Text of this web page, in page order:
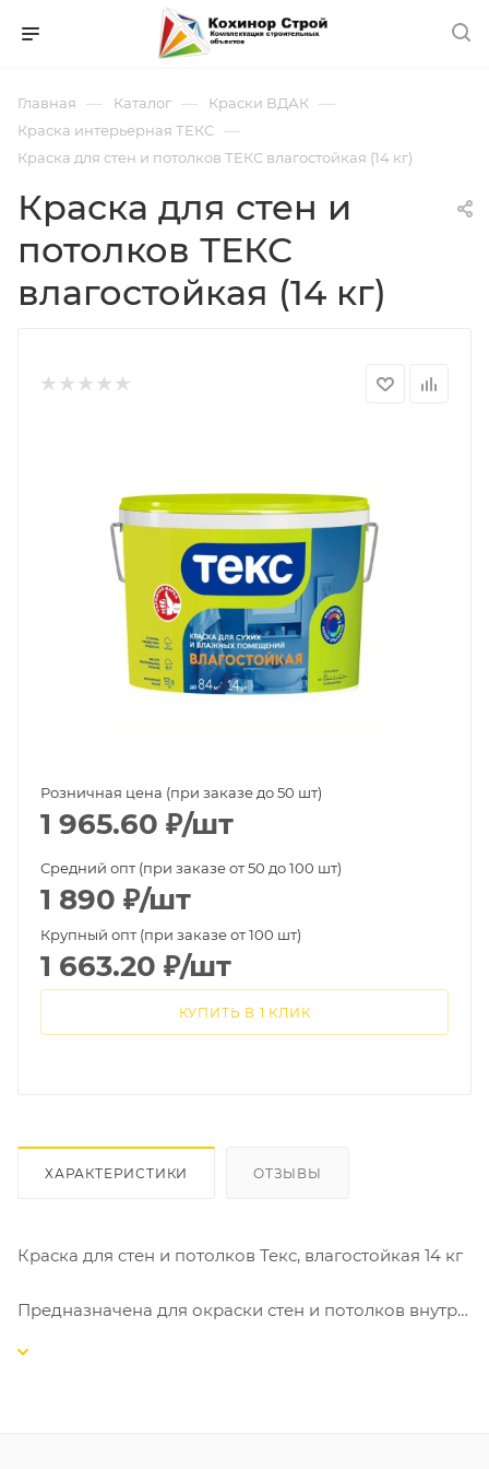
Главная — Каталог — Краски ВДАК —
Краска интерьерная ТЕКС —
Краска для стен и потолков ТЕКС влагостойкая (14 кг)
Краска для стен и
потолков ТЕКС
влагостойкая (14 кг)
Розничная цена (при заказе до 50 шт)
1 965.60 ₽/шт
Средний опт (при заказе от 50 до 100 шт)
1 890 ₽/шт
Крупный опт (при заказе от 100 шт)
1 663.20 ₽/шт
КУПИТЬ В 1 КЛИК
ХАРАКТЕРИСТИКИ ОТЗЫВЫ
Краска для стен и потолков Текс, влагостойкая 14 кг
Предназначена для окраски стен и потолков внутри